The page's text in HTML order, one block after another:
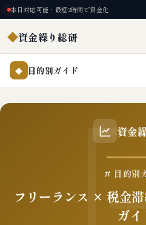
本日対応可能・最短2時間で資金化
◆資金繰り総研
◆ 目的別ガイド
資金
# 目的別
フリーランス × 税金
ガイ